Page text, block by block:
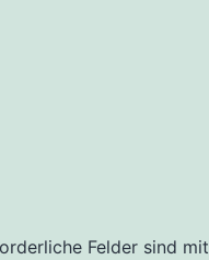
Felder sind mit